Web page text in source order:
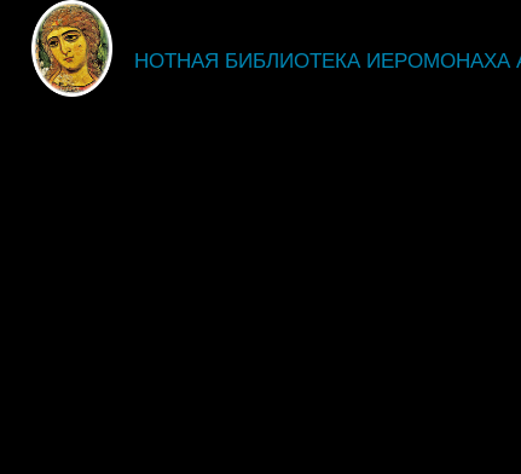
fdsgsdg
НОТНАЯ БИБЛИОТЕКА ИЕРОМОНАХА